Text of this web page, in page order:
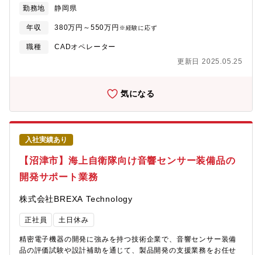
の作成
勤務地 静岡県
年収 380万円～550万円 ※経験に応ず
職種
CADオペレーター
更新日 2025.05.25
気になる
入社実績あり
【沼津市】海上自衛隊向け音響センサー装備品の
開発サポート業務
株式会社BREXA Technology
正社員 土日休み
精密電子機器の開発に強みを持つ技術企業で、音響センサー装備
品の評価試験や設計補助を通じて、製品開発の支援業務をお任せ